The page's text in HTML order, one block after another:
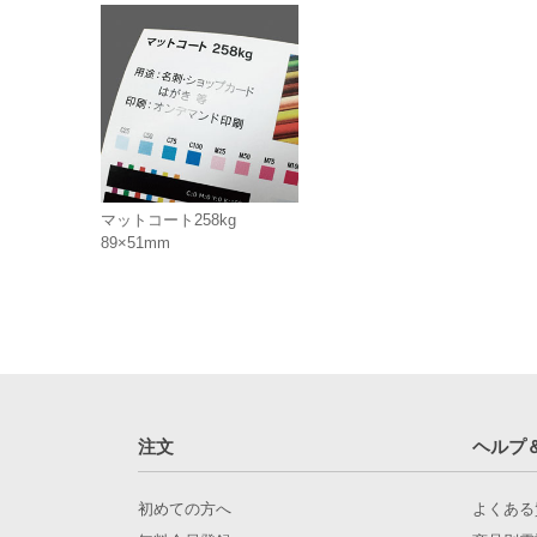
マットコート258kg
89×51mm
注文 ヘルプ
初めての方へ
よくある